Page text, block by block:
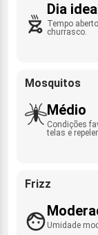
Dia
Tempo
churrasco.
Mosquitos
Médio
Condições
telas e
Frizz
Umidade